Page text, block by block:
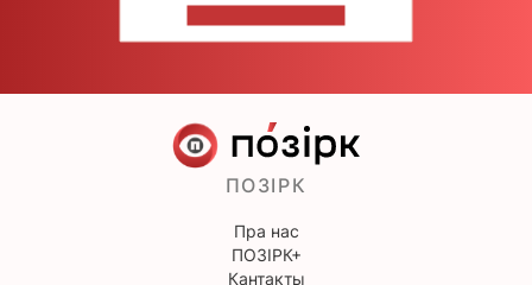
ПОЗІРК
Пра нас
ПОЗІРК+
Кантакты